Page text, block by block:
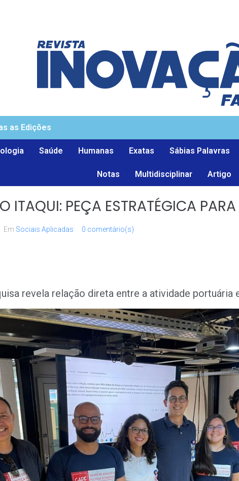
as Edições
Saúde Humanas Exatas Sábias Palavras
Notas Multidisciplinar Artigo
ITAQUI: PEÇA ESTRATÉGICA
Em Sociais Aplicadas 0 comentário(s)
revela relação direta entre a atividade portuária